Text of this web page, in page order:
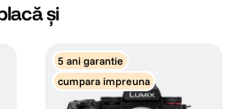
și
5 ani garantie
cumpara impreuna